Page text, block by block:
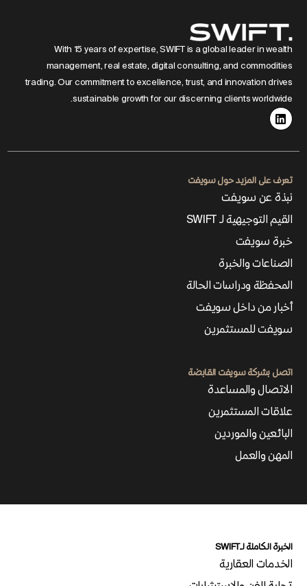
With 15 years of expertise, SWIFT is a global leader in wealth
management, real estate, digital consulting, and commodities
trading. Our commitment to excellence, trust, and innovation drives
sustainable growth for our discerning clients worldwide.
تعرف على المزيد حول سويفت
نبذة عن سويفت
القيم التوجيهية لـ SWIFT
خبرة سويفت
الصناعات والخبرة
المحفظة ودراسات الحالة
أخبار من داخل سويفت
سويفت للمستثمرين
اتصل بشركة سويفت القابضة
الاتصال والمساعدة
علاقات المستثمرين
البائعين والموردين
المهن والعمل
الخبرة الكاملة لـSWIFT
الخدمات العقارية